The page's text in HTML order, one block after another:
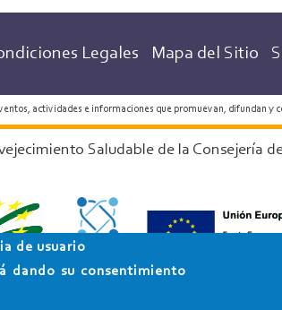
Legales Mapa del Sitio
actividades e informaciones que promuevan, difundan y
Saludable de la Consejería
de usuario
dando su consentimiento